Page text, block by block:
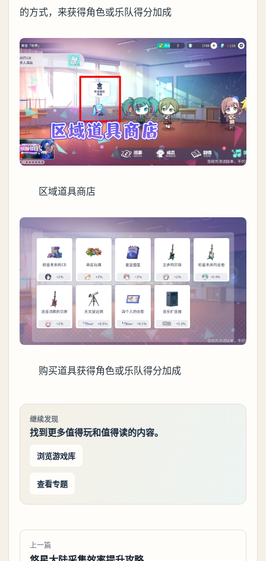
的方式，来获得角色或乐队得分加成
区域道具商店
购买道具获得角色或乐队得分加成
继续发现
找到更多值得玩和值得读的内容。
浏览游戏库
查看专题
上一篇